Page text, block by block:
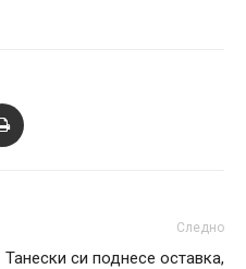
Следно
Танески си поднесе оставка,